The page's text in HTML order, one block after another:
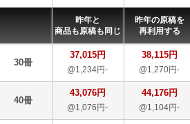
昨年と
商品も原稿も同じ
昨年の原稿を
再利用する
30冊
37,015円
@1,234円-
38,115円
@1,270円-
40冊
43,076円
@1,076円-
44,176円
@1,104円-